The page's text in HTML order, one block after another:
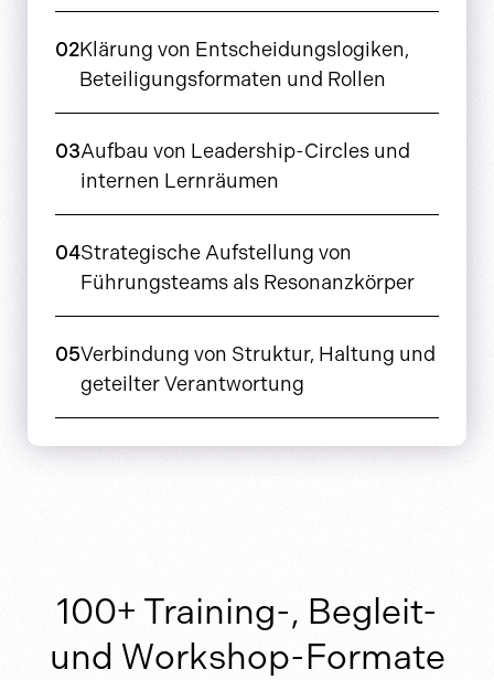
02Klärung von Entscheidungslogiken,
Beteiligungsformaten und Rollen
03Aufbau von Leadership-Circles und
internen Lernräumen
04Strategische Aufstellung von
Führungsteams als Resonanzkörper
05Verbindung von Struktur, Haltung und
geteilter Verantwortung
100+ Training-, Begleit-
und Workshop-Formate